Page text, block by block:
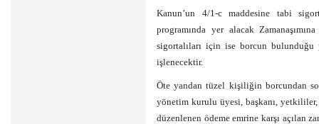
Kanun’un 4/1-c maddesine tabi
programında yer alacak
sigortalıları için ise borcun bulunduğu
işlenecektir.
Öte yandan tüzel kişiliğin borcundan
yönetim kurulu üyesi, başkanı,
düzenlenen ödeme emrine karşı açılan